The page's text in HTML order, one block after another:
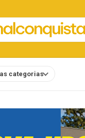
categorias